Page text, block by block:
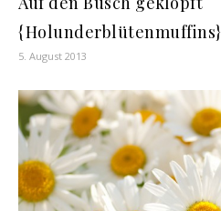
{Holunderblütenmuffins}
5. August 2013